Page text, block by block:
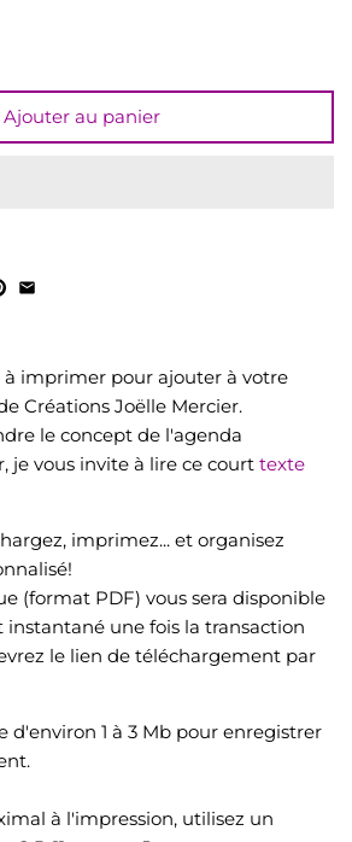
Ajouter au panier
à imprimer pour ajouter à votre
Créations Joëlle Mercier.
le concept de l'agenda
je vous invite à lire ce court texte
imprimez... et organisez
(format PDF) vous sera disponible
une fois la transaction
le lien de téléchargement par
d'environ 1 à 3 Mb pour enregistrer
à l'impression, utilisez un